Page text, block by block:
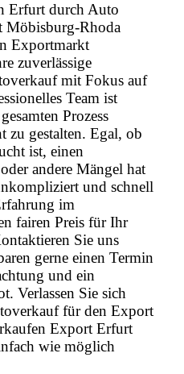
Erfurt durch Auto
Möbisburg-Rhoda
Exportmarkt
zuverlässige
mit Fokus auf
Team ist
Prozess
zu gestalten. Egal, ob
ist, einen
andere Mängel hat
und schnell
im
fairen Preis für Ihr
Sie uns
gerne einen Termin
und ein
Verlassen Sie sich
für den Export
Export Erfurt
wie möglich